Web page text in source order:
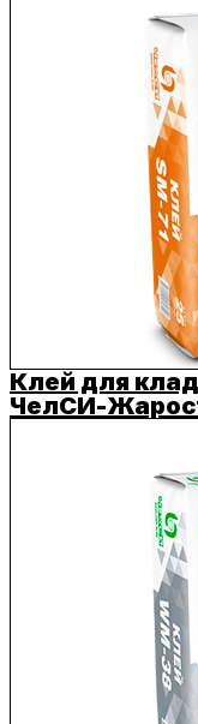
Клей для
ЧелСИ-